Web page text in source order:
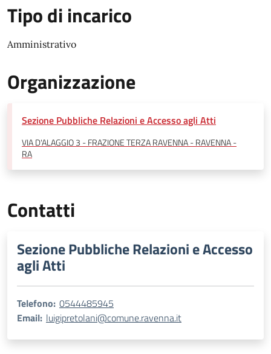
Tipo di incarico
Amministrativo
Organizzazione
Sezione Pubbliche Relazioni e Accesso agli Atti
VIA D'ALAGGIO 3 - FRAZIONE TERZA RAVENNA - RAVENNA -
RA
Contatti
Sezione Pubbliche Relazioni e Accesso
agli Atti
Telefono: 0544485945
Email: luigipretolani@comune.ravenna.it